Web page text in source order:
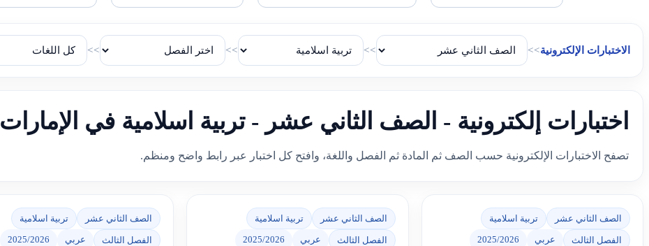
الاختبارات الإلكترونية>>
>>
>>
>>
اختبارات إلكترونية - الصف الثاني عشر - تربية اسلامية في الإمارات
تصفح الاختبارات الإلكترونية حسب الصف ثم المادة ثم الفصل واللغة، وافتح كل اختبار عبر رابط واضح ومنظم.
الصف الثاني عشر تربية اسلامية
الفصل الثالث عربي 2025/2026
الصف الثاني عشر تربية اسلامية
الفصل الثالث عربي 2025/2026
الصف الثاني عشر تربية اسلامية
الفصل الثالث عربي 2025/2026